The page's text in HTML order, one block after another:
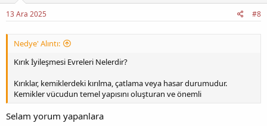
13 Ara 2025 #8
Nedye' Alıntı:
Kırık İyileşmesi Evreleri Nelerdir?
Kırıklar, kemiklerdeki kırılma, çatlama veya hasar durumudur.
Kemikler vücudun temel yapısını oluşturan ve önemli
Selam yorum yapanlara